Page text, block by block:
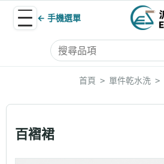
← 手機選單
首頁 > 單件乾水洗 >
百褶裙